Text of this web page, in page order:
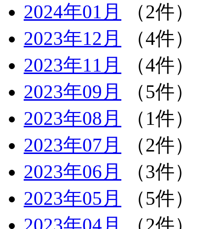
2024年01月
（2件）
2023年12月
（4件）
2023年11月
（4件）
2023年09月
（5件）
2023年08月
（1件）
2023年07月
（2件）
2023年06月
（3件）
2023年05月
（5件）